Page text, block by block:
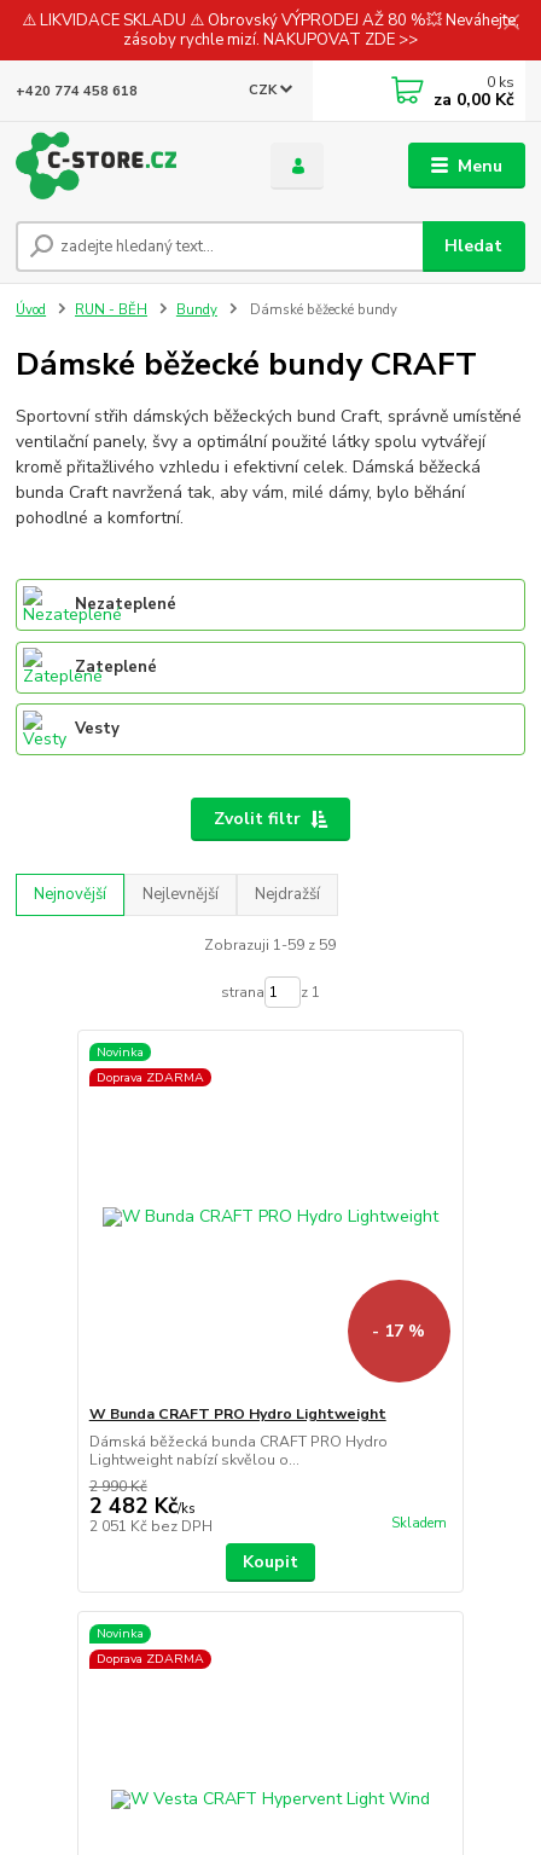
⚠️ LIKVIDACE SKLADU ⚠️ Obrovský VÝPRODEJ AŽ 80 %💥 Neváhejte,
zásoby rychle mizí. NAKUPOVAT ZDE >>
Menu
CZK
Hledat
+420 774 458 618 0 ks
za 0,00 Kč
Úvod RUN - BĚH Bundy Dámské běžecké bundy
Dámské běžecké bundy CRAFT
Sportovní střih dámských běžeckých bund Craft, správně umístěné
ventilační panely, švy a optimální použité látky spolu vytvářejí
kromě přitažlivého vzhledu i efektivní celek. Dámská běžecká
bunda Craft navržená tak, aby vám, milé dámy, bylo běhání
pohodlné a komfortní.
Nezateplené
Zateplené
Vesty
Zvolit filtr
Nejnovější Nejlevnější Nejdražší
Zobrazuji 1-59 z 59
strana z 1
Novinka
Doprava ZDARMA
- 17 %
W Bunda CRAFT PRO Hydro Lightweight
Dámská běžecká bunda CRAFT PRO Hydro
Lightweight nabízí skvělou o...
2 990 Kč
2 482 Kč/ks
2 051 Kč bez DPH Skladem
Koupit
Novinka
Doprava ZDARMA